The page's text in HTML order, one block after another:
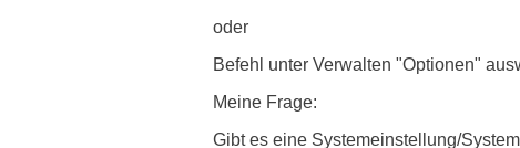
oder
Befehl unter Verwalten "Optionen"
Meine Frage:
Gibt es eine Systemeinstellung/